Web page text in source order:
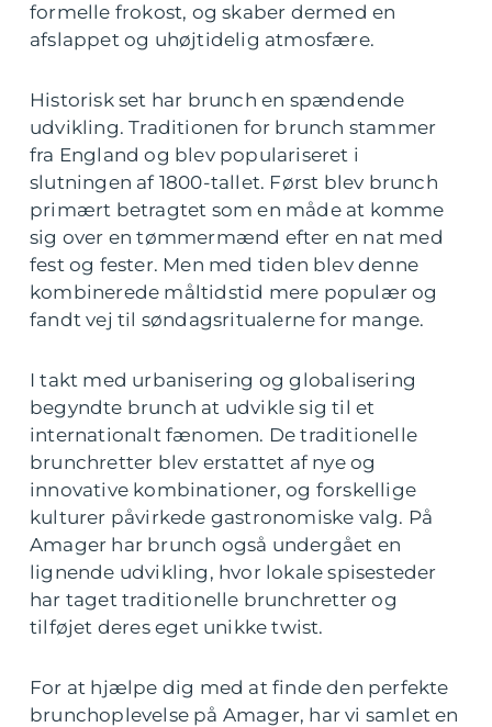
formelle frokost, og skaber dermed en
afslappet og uhøjtidelig atmosfære.
Historisk set har brunch en spændende
udvikling. Traditionen for brunch stammer
fra England og blev populariseret i
slutningen af 1800-tallet. Først blev brunch
primært betragtet som en måde at komme
sig over en tømmermænd efter en nat med
fest og fester. Men med tiden blev denne
kombinerede måltidstid mere populær og
fandt vej til søndagsritualerne for mange.
I takt med urbanisering og globalisering
begyndte brunch at udvikle sig til et
internationalt fænomen. De traditionelle
brunchretter blev erstattet af nye og
innovative kombinationer, og forskellige
kulturer påvirkede gastronomiske valg. På
Amager har brunch også undergået en
lignende udvikling, hvor lokale spisesteder
har taget traditionelle brunchretter og
tilføjet deres eget unikke twist.
For at hjælpe dig med at finde den perfekte
brunchoplevelse på Amager, har vi samlet en